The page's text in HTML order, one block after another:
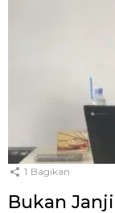
1 Bagikan
Bukan